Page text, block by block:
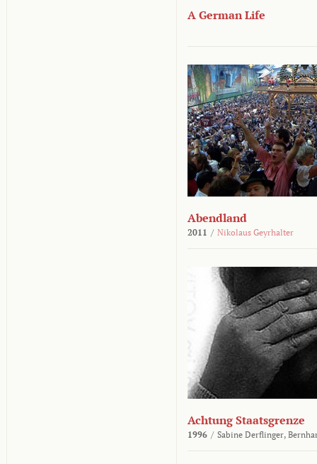
A German Life
Abendland
2011 / Nikolaus Geyrhalter
Achtung Staatsgrenze
1996 / Sabine Derflinger,